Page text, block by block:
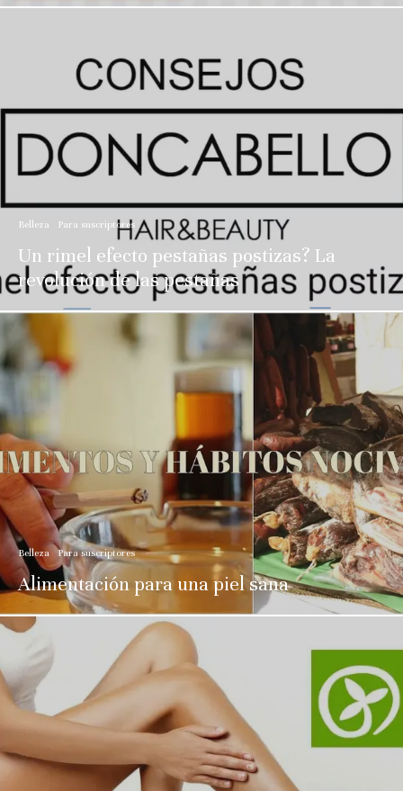
Belleza Para suscriptores
Un rimel efecto pestañas postizas? La
revolución de las pestañas
Belleza Para suscriptores
Alimentación para una piel sana